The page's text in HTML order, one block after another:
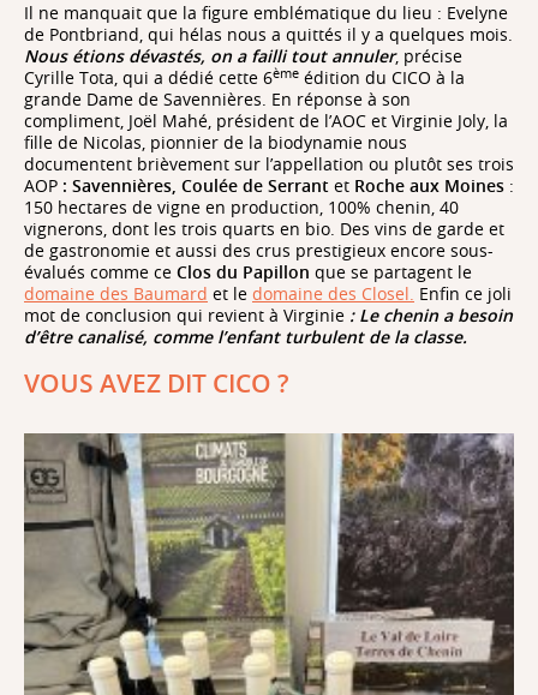
Il ne manquait que la figure emblématique du lieu : Evelyne
de Pontbriand, qui hélas nous a quittés il y a quelques mois.
Nous étions dévastés, on a failli tout annuler, précise
Cyrille Tota, qui a dédié cette 6ème édition du CICO à la
grande Dame de Savennières. En réponse à son
compliment, Joël Mahé, président de l’AOC et Virginie Joly, la
fille de Nicolas, pionnier de la biodynamie nous
documentent brièvement sur l’appellation ou plutôt ses trois
AOP : Savennières, Coulée de Serrant et Roche aux Moines :
150 hectares de vigne en production, 100% chenin, 40
vignerons, dont les trois quarts en bio. Des vins de garde et
de gastronomie et aussi des crus prestigieux encore sous-
évalués comme ce Clos du Papillon que se partagent le
domaine des Baumard et le domaine des Closel. Enfin ce joli
mot de conclusion qui revient à Virginie : Le chenin a besoin
d’être canalisé, comme l’enfant turbulent de la classe.
VOUS AVEZ DIT CICO ?